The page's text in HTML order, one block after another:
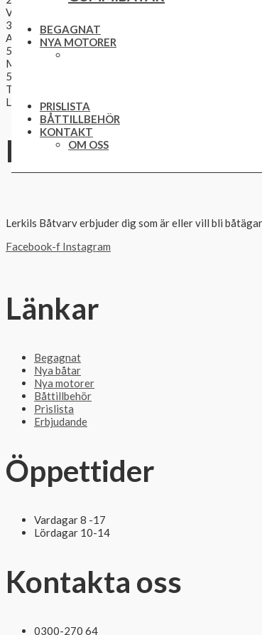
BEGAGNAT
NYA MOTORER
PRISLISTA
BÅTTILLBEHÖR
KONTAKT
OM OSS
Vikt:
350 Kg.
Antal pers:
5 st.
Max motor:
50 Hk.
Tillbehör:
Ladda ner prislistan här på sidan.
Du kanske också
Lerkils Båtvarv erbjuder dig som är eller vill bli
Facebook-f Instagram
Länkar
Begagnat
Nya båtar
Nya motorer
Båttillbehör
Prislista
Erbjudande
Öppettider
Vardagar 8 -17
Lördagar 10-14
Kontakta oss
0300-270 64